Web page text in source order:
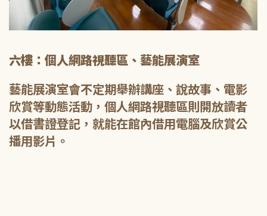
六樓：個人網路視聽區、藝能展演室
藝能展演室會不定期舉辦講座、說故事、電影
欣賞等動態活動，個人網路視聽區則開放讀者
以借書證登記，就能在館內借用電腦及欣賞公
播用影片。